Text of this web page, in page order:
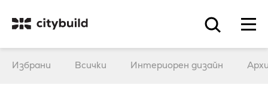
Избрани Всички Интериорен дизайн